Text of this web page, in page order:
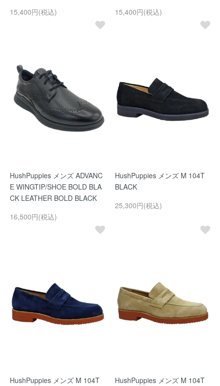
15,400円(税込)
15,400円(税込)
HushPuppies メンズ ADVANC
E WINGTIP/SHOE BOLD BLA
CK LEATHER BOLD BLACK
16,500円(税込)
HushPuppies メンズ M 104T
BLACK
25,300円(税込)
HushPuppies メンズ M 104T
HushPuppies メンズ M 104T